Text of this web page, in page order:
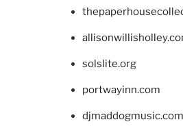
solslite.org
portwayinn.com
djmaddogmusic.com